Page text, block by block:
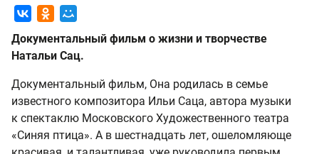
Документальный фильм о жизни и творчестве
Натальи Сац.
Документальный фильм, Она родилась в семье
известного композитора Ильи Саца, автора музыки
к спектаклю Московского Художественного театра
«Синяя птица». А в шестнадцать лет, ошеломляюще